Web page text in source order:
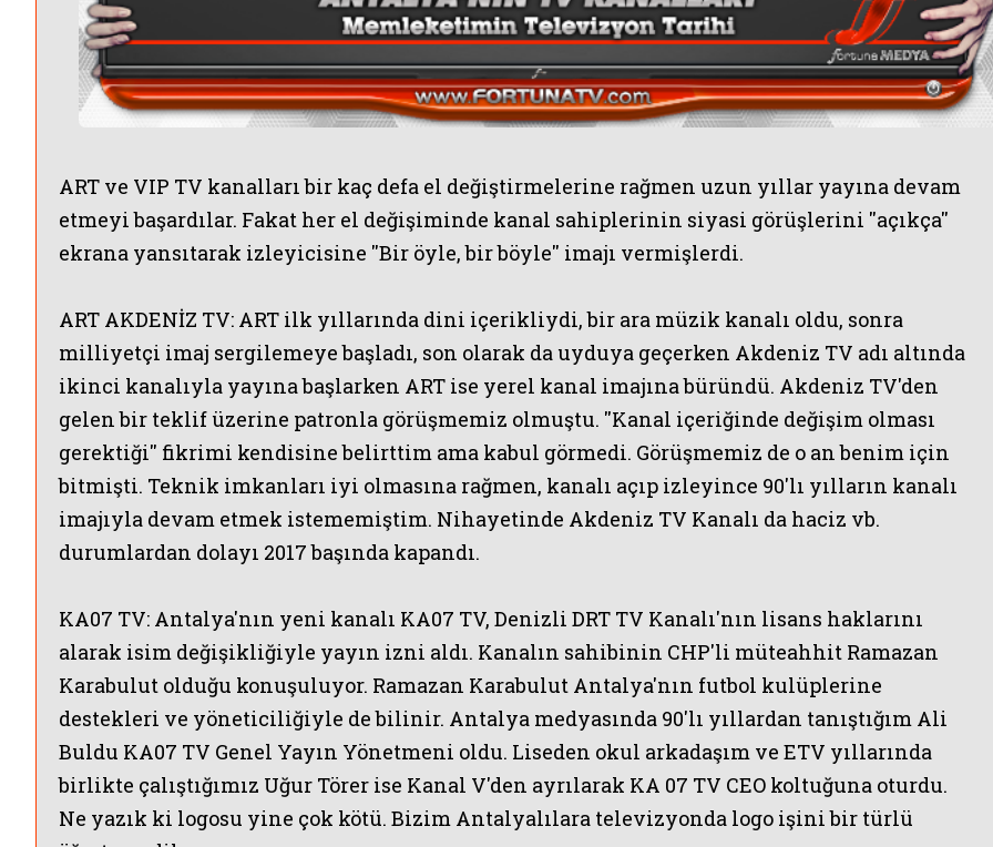
ART ve VIP TV kanalları bir kaç defa el değiştirmelerine rağmen uzun yıllar yayına devam
etmeyi başardılar. Fakat her el değişiminde kanal sahiplerinin siyasi görüşlerini ''açıkça''
ekrana yansıtarak izleyicisine ''Bir öyle, bir böyle'' imajı vermişlerdi.
ART AKDENİZ TV: ART ilk yıllarında dini içerikliydi, bir ara müzik kanalı oldu, sonra
milliyetçi imaj sergilemeye başladı, son olarak da uyduya geçerken Akdeniz TV adı altında
ikinci kanalıyla yayına başlarken ART ise yerel kanal imajına büründü. Akdeniz TV'den
gelen bir teklif üzerine patronla görüşmemiz olmuştu. ''Kanal içeriğinde değişim olması
gerektiği'' fikrimi kendisine belirttim ama kabul görmedi. Görüşmemiz de o an benim için
bitmişti. Teknik imkanları iyi olmasına rağmen, kanalı açıp izleyince 90'lı yılların kanalı
imajıyla devam etmek istememiştim. Nihayetinde Akdeniz TV Kanalı da haciz vb.
durumlardan dolayı 2017 başında kapandı.
KA07 TV: Antalya'nın yeni kanalı KA07 TV, Denizli DRT TV Kanalı'nın lisans haklarını
alarak isim değişikliğiyle yayın izni aldı. Kanalın sahibinin CHP'li müteahhit Ramazan
Karabulut olduğu konuşuluyor. Ramazan Karabulut Antalya'nın futbol kulüplerine
destekleri ve yöneticiliğiyle de bilinir. Antalya medyasında 90'lı yıllardan tanıştığım Ali
Buldu KA07 TV Genel Yayın Yönetmeni oldu. Liseden okul arkadaşım ve ETV yıllarında
birlikte çalıştığımız Uğur Törer ise Kanal V'den ayrılarak KA 07 TV CEO koltuğuna oturdu.
Ne yazık ki logosu yine çok kötü. Bizim Antalyalılara televizyonda logo işini bir türlü